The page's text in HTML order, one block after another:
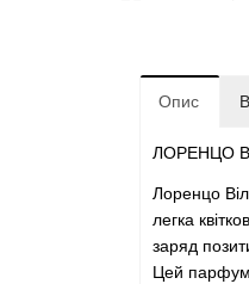
Опис
ЛОРЕНЦО
Лоренцо
легка
заряд
Цей парфум